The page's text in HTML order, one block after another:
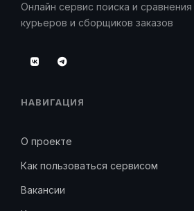
Онлайн сервис поиска и сравнения
курьеров и сборщиков заказов
НАВИГАЦИЯ
О проекте
Как пользоваться сервисом
Вакансии